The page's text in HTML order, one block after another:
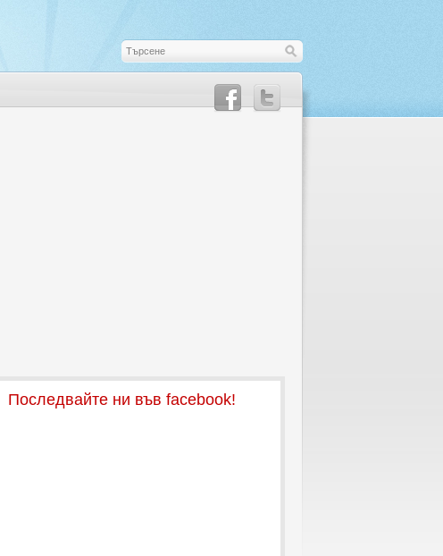
Последвайте ни във facebook!